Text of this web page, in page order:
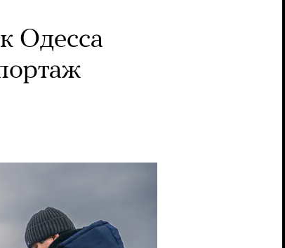
Одесса